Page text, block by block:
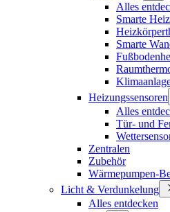
Alles
Smarte
Smarte
Heizungssensoren
Alles
Tür- und
Zentralen
Zubehör
Wärmepumpen-
Licht & Verdunkelung
Alles entdecken